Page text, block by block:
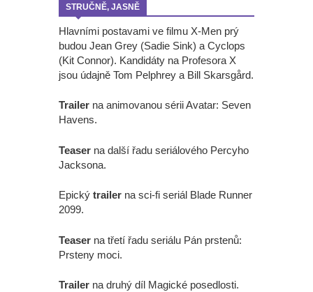
STRUČNĚ, JASNĚ
Hlavními postavami ve filmu X-Men prý
budou Jean Grey (Sadie Sink) a Cyclops
(Kit Connor). Kandidáty na Profesora X
jsou údajně Tom Pelphrey a Bill Skarsgård.
Trailer na animovanou sérii Avatar: Seven
Havens.
Teaser na další řadu seriálového Percyho
Jacksona.
Epický trailer na sci-fi seriál Blade Runner
2099.
Teaser na třetí řadu seriálu Pán prstenů:
Prsteny moci.
Trailer na druhý díl Magické posedlosti.